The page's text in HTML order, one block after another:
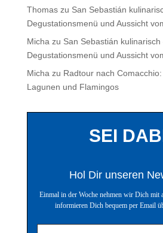
Thomaszu San Sebastián
Degustationsmenü und Aussicht
Micha zu San Sebastián kulinarisch
Degustationsmenü und Aussicht
Micha zu Radtour nach Comacchio:
Lagunen und Flamingos
SEI
Hol Dir unseren
Einmal in der Woche nehmen wir Dich mit
informieren Dich bequem per Email